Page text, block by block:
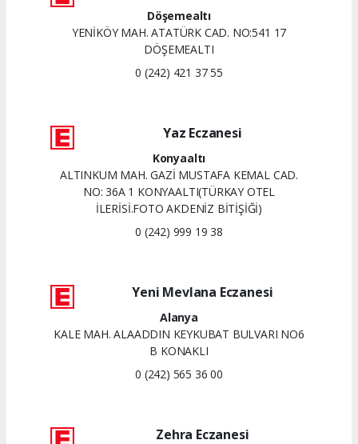
Döşemealtı
YENİKÖY MAH. ATATÜRK CAD. NO:541 17
DÖŞEMEALTI
0 (242) 421 37 55
Yaz Eczanesi
Konyaaltı
ALTINKUM MAH. GAZİ MUSTAFA KEMAL CAD.
NO: 36A 1 KONYAALTI(TÜRKAY OTEL
İLERİSİ.FOTO AKDENİZ BİTİŞİĞİ)
0 (242) 999 19 38
Yeni Mevlana Eczanesi
Alanya
KALE MAH. ALAADDIN KEYKUBAT BULVARI NO6
B KONAKLI
0 (242) 565 36 00
Zehra Eczanesi